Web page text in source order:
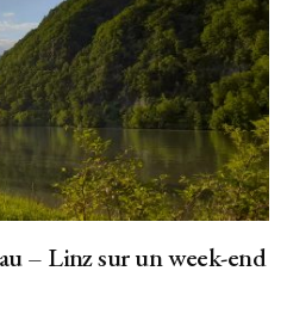
– Linz sur un week-end